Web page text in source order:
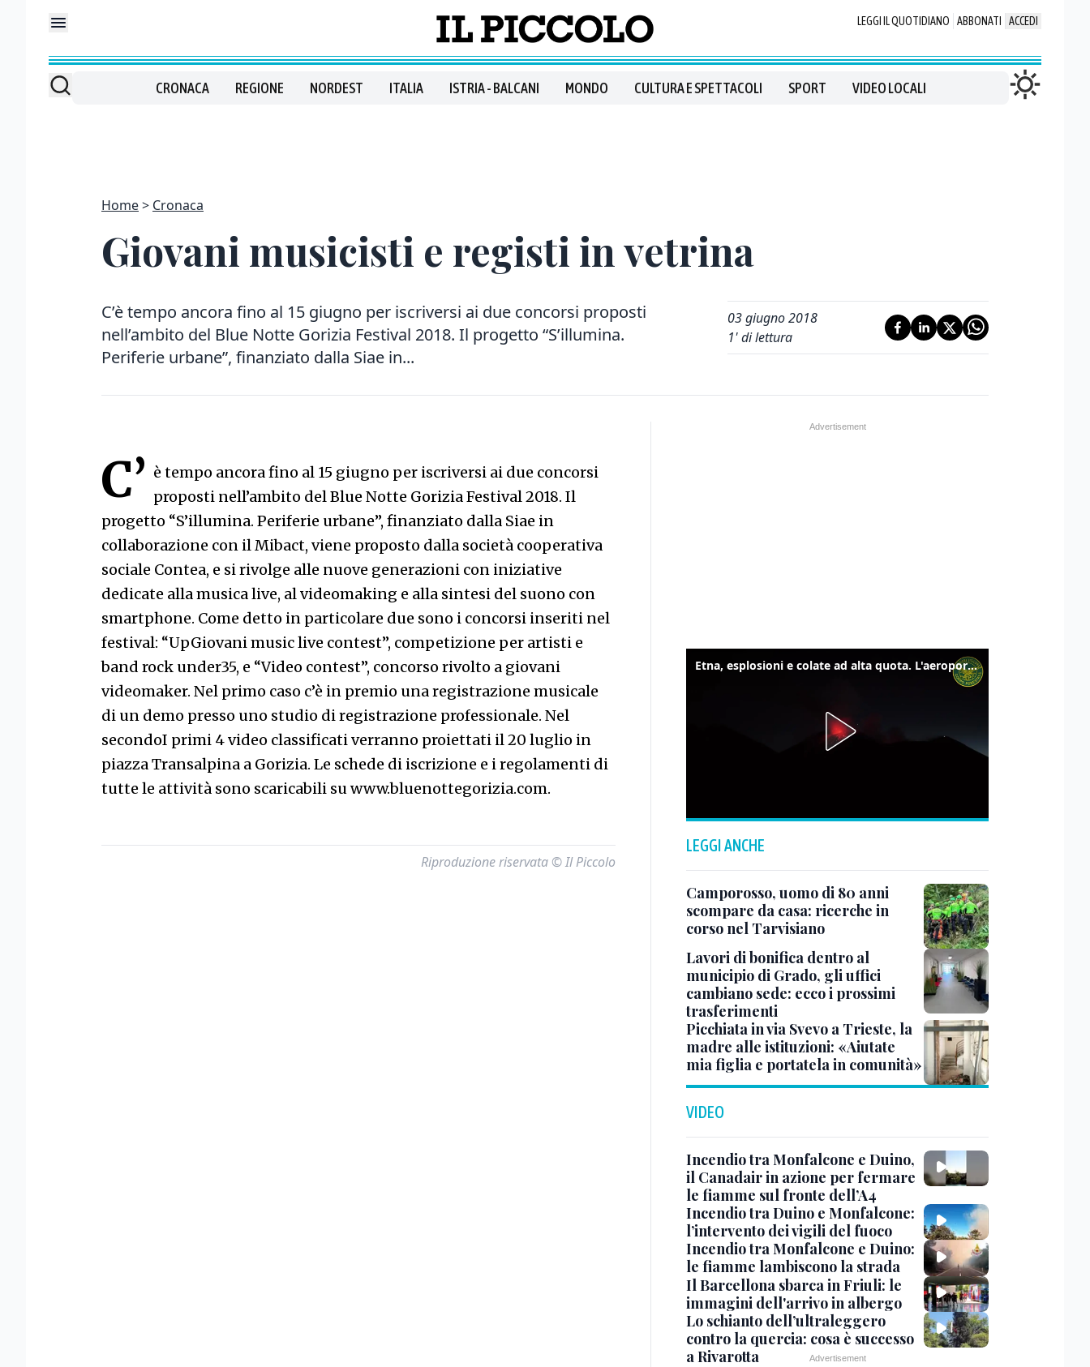
LEGGI IL QUOTIDIANO ABBONATI ACCEDI
CRONACA REGIONE NORDEST ITALIA ISTRIA - BALCANI MONDO CULTURA E SPETTACOLI SPORT VIDEO LOCALI
Home Cronaca
Giovani musicisti e registi in vetrina
C’è tempo ancora fino al 15 giugno per iscriversi ai due concorsi proposti
nell’ambito del Blue Notte Gorizia Festival 2018. Il progetto “S’illumina.
Periferie urbane”, finanziato dalla Siae in...
03 giugno 2018
1' di lettura
C’ è tempo ancora fino al 15 giugno per iscriversi ai due concorsi
proposti nell’ambito del Blue Notte Gorizia Festival 2018. Il
progetto “S’illumina. Periferie urbane”, finanziato dalla Siae in
collaborazione con il Mibact, viene proposto dalla società cooperativa
sociale Contea, e si rivolge alle nuove generazioni con iniziative
dedicate alla musica live, al videomaking e alla sintesi del suono con
smartphone. Come detto in particolare due sono i concorsi inseriti nel
festival: “UpGiovani music live contest”, competizione per artisti e
band rock under35, e “Video contest”, concorso rivolto a giovani
videomaker. Nel primo caso c’è in premio una registrazione musicale
di un demo presso uno studio di registrazione professionale. Nel
secondoI primi 4 video classificati verranno proiettati il 20 luglio in
piazza Transalpina a Gorizia. Le schede di iscrizione e i regolamenti di
tutte le attività sono scaricabili su www.bluenottegorizia.com.
Riproduzione riservata © Il Piccolo
Etna, esplosioni e colate ad alta quota. L'aeroporto di Catania verso la normalità
LEGGI ANCHE
Camporosso, uomo di 80 anni
scompare da casa: ricerche in
corso nel Tarvisiano
Lavori di bonifica dentro al
municipio di Grado, gli uffici
cambiano sede: ecco i prossimi
trasferimenti
Picchiata in via Svevo a Trieste, la
madre alle istituzioni: «Aiutate
mia figlia e portatela in comunità»
VIDEO
Incendio tra Monfalcone e Duino,
il Canadair in azione per fermare
le fiamme sul fronte dell’A4
Incendio tra Duino e Monfalcone:
l’intervento dei vigili del fuoco
Incendio tra Monfalcone e Duino:
le fiamme lambiscono la strada
Il Barcellona sbarca in Friuli: le
immagini dell'arrivo in albergo
Lo schianto dell’ultraleggero
contro la quercia: cosa è successo
a Rivarotta